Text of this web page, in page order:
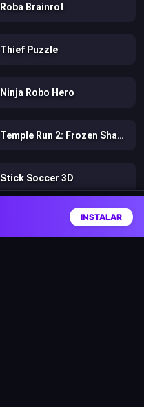
INSTALAR
Roba Brainrot
Thief Puzzle
Ninja Robo Hero
Temple Run 2: Frozen Shadows
Stick Soccer 3D
Battle Royale Noob vs Pro